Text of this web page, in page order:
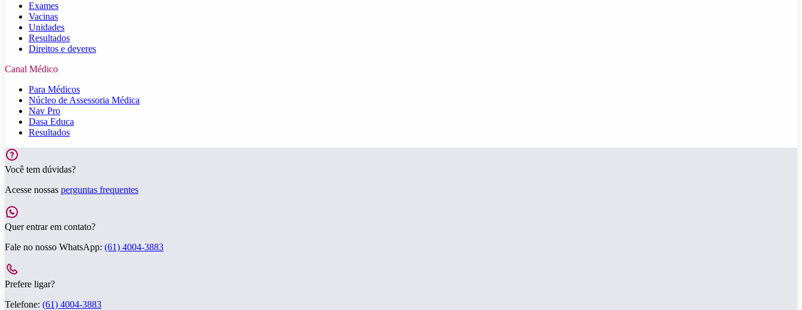
Exames
Vacinas
Unidades
Resultados
Direitos e deveres
Canal Médico
Para Médicos
Núcleo de Assessoria Médica
Nav Pro
Dasa Educa
Resultados
Você tem dúvidas?
Acesse nossas perguntas frequentes
Quer entrar em contato?
Fale no nosso WhatsApp: (61) 4004-3883
Prefere ligar?
Telefone: (61) 4004-3883